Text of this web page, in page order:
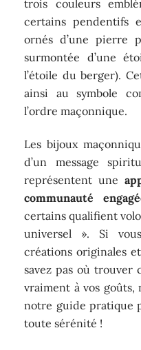
trois couleurs
certains pendentifs
ornés d’une pierre
surmontée d’une
l’étoile du berger).
ainsi au symbole
l’ordre maçonnique.
Les bijoux
d’un message
représentent une
communauté
certains qualifient
universel ». Si
créations originales
savez pas où trouver
vraiment à vos goûts,
notre guide pratique
toute sérénité !